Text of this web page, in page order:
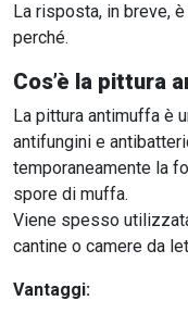
La risposta, in breve, è
perché.
Cos’è la pittura
La pittura antimuffa è
antifungini e
temporaneamente la
spore di muffa.
Viene spesso
cantine o camere da
Vantaggi: